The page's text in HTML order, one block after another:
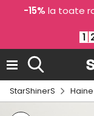
-15% la toate
1
StarShinerS Haine